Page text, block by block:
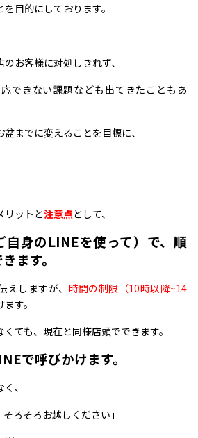
目的にしております。
お客様に対処しきれず、
できない課題なども出てきたこともあ
までに変えることを目標に、
リットと注意点として、
自身のLINEを使って）で、順
ます。
しますが、 時間の制限（10時以降~14
す。
ても、現在と同様店頭でできます。
で呼びかけます。
、
ろそろお越しください」